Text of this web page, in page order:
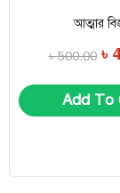
আত্মার
৳500.00 ৳
Add To